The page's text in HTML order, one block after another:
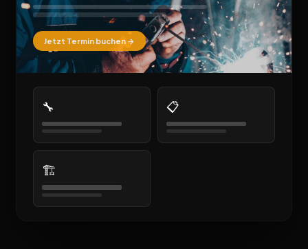
Jetzt Termin buchen →
🔧 📋
🏗️